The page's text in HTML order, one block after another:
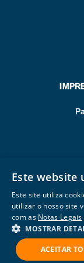
Copyright
Este website
Este site utiliza
utilizar o nosso site
com as Notas Legais
MOSTRAR
ACEITAR